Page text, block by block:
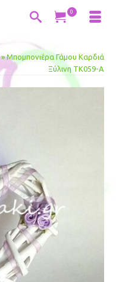
0
» Μπομπονιέ­ρα Γάμου Καρδιά
Ξύλινη ΤΚ059-Α